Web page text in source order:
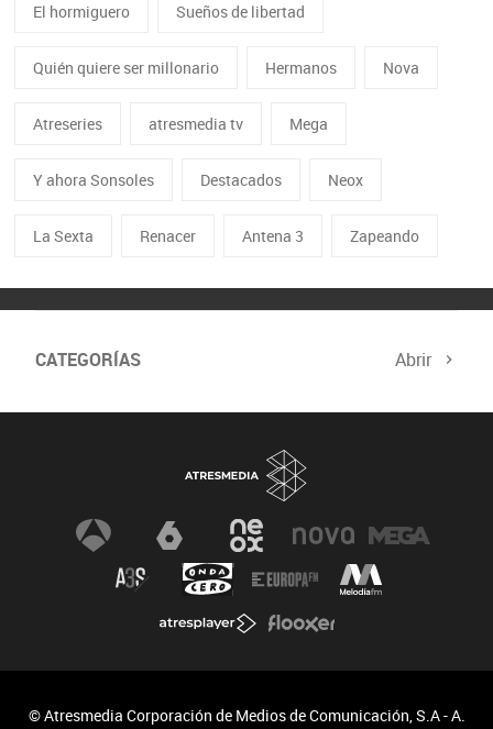
El hormiguero Sueños de libertad
Quién quiere ser millonario Hermanos Nova
Atreseries atresmedia tv Mega
Y ahora Sonsoles Destacados Neox
La Sexta Renacer Antena 3 Zapeando
CATEGORÍAS Abrir
© Atresmedia Corporación de Medios de Comunicación, S.A - A.